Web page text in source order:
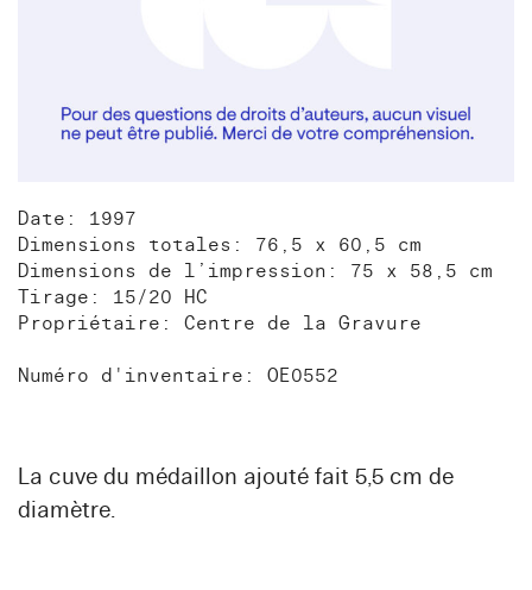
Date: 1997
Dimensions totales: 76,5 x 60,5 cm
Dimensions de l’impression: 75 x 58,5 cm
Tirage: 15/20 HC
Propriétaire: Centre de la Gravure
Numéro d'inventaire: OE0552
La cuve du médaillon ajouté fait 5,5 cm de
diamètre.